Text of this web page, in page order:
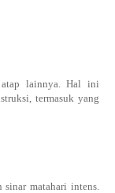
atap lainnya. Hal ini
termasuk yang
matahari intens.